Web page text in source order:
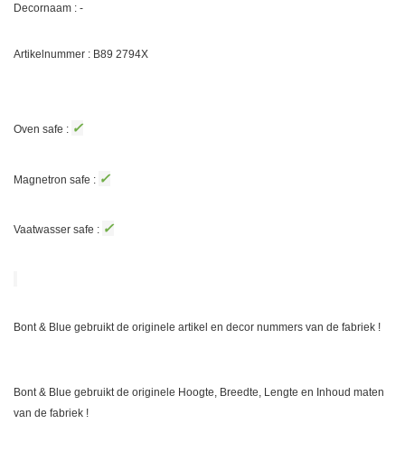
Decornaam : -
Artikelnummer : B89 2794X
Oven safe : ✓
Magnetron safe : ✓
Vaatwasser safe : ✓
Bont & Blue gebruikt de originele artikel en decor nummers van de fabriek !
Bont & Blue gebruikt de originele Hoogte, Breedte, Lengte en Inhoud maten
van de fabriek !